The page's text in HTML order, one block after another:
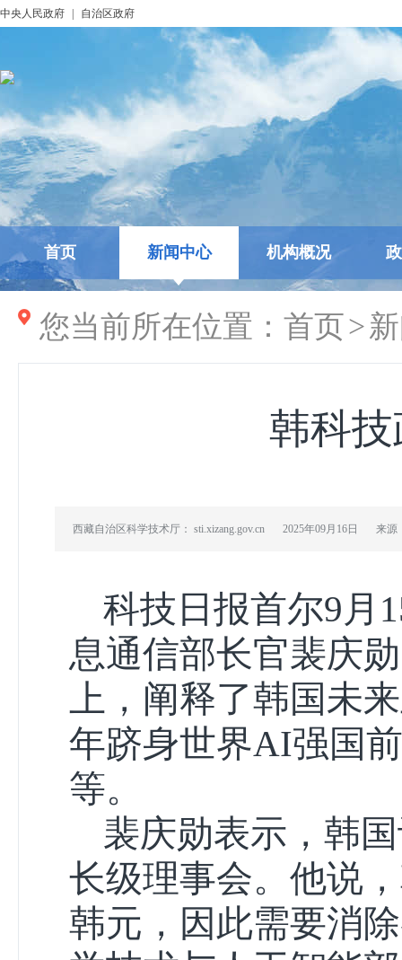
中央人民政府 自治区政府
首页 新闻中心 机构概况
您当前所在位置： 首页>
韩科
西藏自治区科学技术厅： sti.xizang.gov.cn 2025年09月16日 来源
科技日报首尔9月
息通信部长官裴庆
上，阐释了韩国未
年跻身世界AI强国
等。
裴庆勋表示，韩
长级理事会。他说
韩元，因此需要消